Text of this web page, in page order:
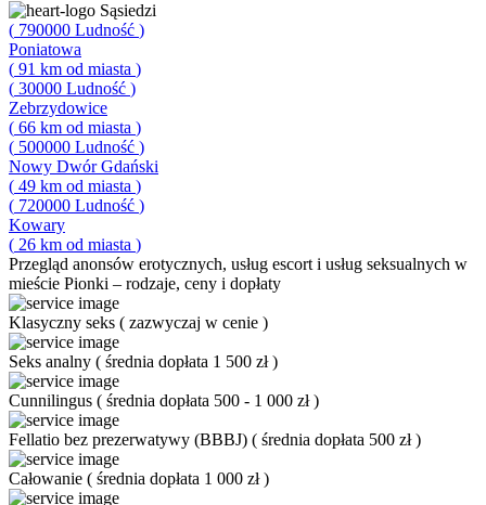
Sąsiedzi
( 790000 Ludność )
Poniatowa
( 91 km od miasta )
( 30000 Ludność )
Zebrzydowice
( 66 km od miasta )
( 500000 Ludność )
Nowy Dwór Gdański
( 49 km od miasta )
( 720000 Ludność )
Kowary
( 26 km od miasta )
Przegląd anonsów erotycznych, usług escort i usług seksualnych w
mieście Pionki – rodzaje, ceny i dopłaty
Klasyczny seks ( zazwyczaj w cenie )
Seks analny ( średnia dopłata 1 500 zł)
Cunnilingus ( średnia dopłata 500 - 1 000 zł)
Fellatio bez prezerwatywy (BBBJ) ( średnia dopłata 500 zł)
Całowanie ( średnia dopłata 1 000 zł)